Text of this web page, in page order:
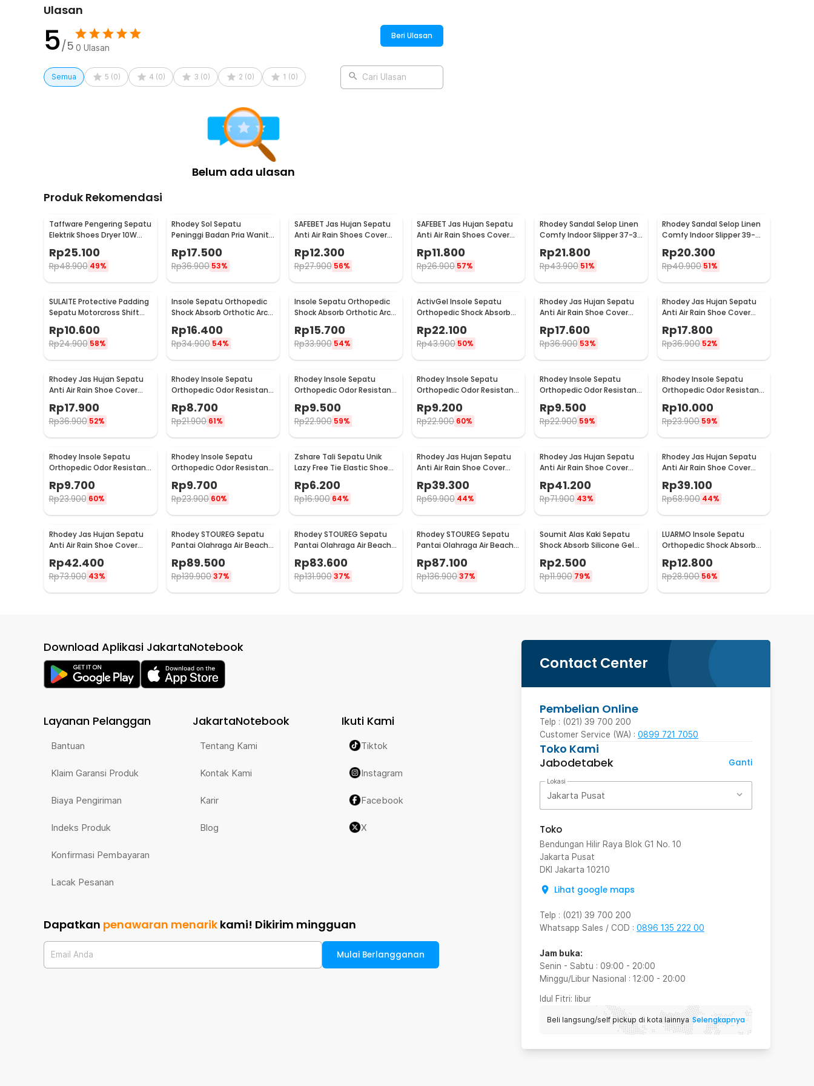
Rincian yang Anda dapatkan untuk pembelian produk ini:
1 x Pasang Rhodey Cover Sepatu Pelindung Anti Air Hujan PVC with Buckle - F-100
Ulasan
5/5 0 Ulasan
Beri Ulasan
Semua 5 (0) 4 (0) 3 (0) 2 (0) 1 (0) Cari Ulasan
Belum ada ulasan
Produk Rekomendasi
Taffware Pengering Sepatu
Elektrik Shoes Dryer 10W
Rp25.100
Rp48.900 49%
Rhodey Sol Sepatu
Peninggi Badan Pria Wanita
Rp17.500
Rp36.900 53%
SAFEBET Jas Hujan Sepatu
Anti Air Rain Shoes Cover
PVC Non Slip Strap M 37-39
- H-101
Rp12.300
Rp27.900 56%
SAFEBET Jas Hujan Sepatu
Anti Air Rain Shoes Cover
PVC Non Slip Strap XL 42-43
- H-101
Rp11.800
Rp26.900 57%
Rhodey Sandal Selop Linen
Comfy Indoor Slipper 37-38
Rp21.800
Rp43.900 51%
Rhodey Sandal Selop Linen
Comfy Indoor Slipper 39-
40 - YT22
Rp20.300
Rp40.900 51%
SULAITE Protective Padding
Sepatu Motorcross Shift
Pad 1 PCS - GT-106
Rp10.600
Rp24.900 58%
Insole Sepatu Orthopedic
Shock Absorb Orthotic Arch
Gel Foam S - ZYD17
Rp16.400
Rp34.900 54%
Insole Sepatu Orthopedic
Shock Absorb Orthotic Arch
Rp15.700
Rp33.900 54%
ActivGel Insole Sepatu
Orthopedic Shock Absorb
Rp22.100
Rp43.900 50%
Rhodey Jas Hujan Sepatu
Anti Air Rain Shoe Cover
PVC with Zipper M - F-300
Rp17.600
Rp36.900 53%
Rhodey Jas Hujan Sepatu
Anti Air Rain Shoe Cover
PVC with Zipper L - F-300
Rp17.800
Rp36.900 52%
Rhodey Jas Hujan Sepatu
Anti Air Rain Shoe Cover
Rp17.900
Rp36.900 52%
Rhodey Insole Sepatu
Orthopedic Odor Resistant
EVA Foam 35 - Y3Y27
Rp8.700
Rp21.900 61%
Rhodey Insole Sepatu
Orthopedic Odor Resistant
Rp9.500
Rp22.900 59%
Rhodey Insole Sepatu
Orthopedic Odor Resistant
Rp9.200
Rp22.900 60%
Rhodey Insole Sepatu
Orthopedic Odor Resistant
Rp9.500
Rp22.900 59%
Rhodey Insole Sepatu
Orthopedic Odor Resistant
Rp10.000
Rp23.900 59%
Rhodey Insole Sepatu
Orthopedic Odor Resistant
Rp9.700
Rp23.900 60%
Rhodey Insole Sepatu
Orthopedic Odor Resistant
Rp9.700
Rp23.900 60%
Zshare Tali Sepatu Unik
Lazy Free Tie Elastic Shoe
Lace 1 Pair - T10
Rp6.200
Rp16.900 64%
Rhodey Jas Hujan Sepatu
Anti Air Rain Shoe Cover
PVC Zipper Reflector XL - H-
212
Rp39.300
Rp69.900 44%
Rhodey Jas Hujan Sepatu
Anti Air Rain Shoe Cover
212
Rp41.200
Rp71.900 43%
Rhodey Jas Hujan Sepatu
Anti Air Rain Shoe Cover
PVC Zipper Reflector M - H-
212
Rp39.100
Rp68.900 44%
Rhodey Jas Hujan Sepatu
Anti Air Rain Shoe Cover
212
Rp42.400
Rp73.900 43%
Rhodey STOUREG Sepatu
Pantai Olahraga Air Beach
Shoes 42 - 6688
Rp89.500
Rp139.90037%
Rhodey STOUREG Sepatu
Pantai Olahraga Air Beach
Shoes 43 - 6688
Rp83.600
Rp131.900 37%
Rhodey STOUREG Sepatu
Pantai Olahraga Air Beach
Shoes 44 - 6688
Rp87.100
Rp136.90037%
Soumit Alas Kaki Sepatu
Shock Absorb Silicone Gel
Rp2.500
Rp11.900 79%
LUARMO Insole Sepatu
Orthopedic Shock Absorb
Cushioned EVA Foam M - L3
Rp12.800
Rp28.900 56%
Contact Center
Pembelian Online
Telp : (021) 39 700 200
Customer Service (WA) : 0899 721 7050
Toko Kami
Jabodetabek
Ganti
Lokasi
Jakarta Pusat
Toko
Bendungan Hilir Raya Blok G1 No. 10
Jakarta Pusat
DKI Jakarta 10210
Lihat google maps
Telp : (021) 39 700 200
Whatsapp Sales / COD : 0896 135 222 00
Jam buka:
Senin - Sabtu : 09:00 - 20:00
Minggu/Libur Nasional : 12:00 - 20:00
Idul Fitri: libur
Beli langsung/self pickup di kota lainnya Selengkapnya
Download Aplikasi JakartaNotebook
Layanan Pelanggan
Bantuan
Klaim Garansi Produk
Biaya Pengiriman
Indeks Produk
Konfirmasi Pembayaran
Lacak Pesanan
JakartaNotebook
Tentang Kami
Kontak Kami
Karir
Blog
Ikuti Kami
Tiktok
Instagram
Facebook
X
Dapatkan penawaran menarik kami! Dikirim mingguan
Email Anda Mulai Berlangganan